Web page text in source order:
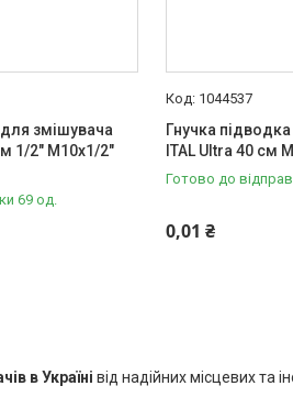
змішувача
1/2" M10x1/2"
69 од.
1044537
Гнучка
ITAL Ultra 40 см
Готово до
0,01 ₴
в Україні від надійних місцевих та